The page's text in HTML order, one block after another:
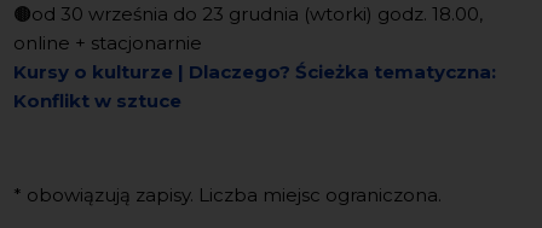
🟤od 30 września do 23 grudnia (wtorki) godz. 18.00,
online + stacjonarnie
Kursy o kulturze | Dlaczego? Ścieżka tematyczna:
Konflikt w sztuce
* obowiązują zapisy. Liczba miejsc ograniczona.